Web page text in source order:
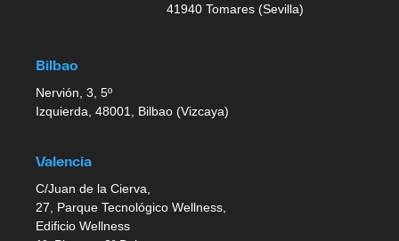
41940 Tomares (Sevilla)
Bilbao
Nervión, 3, 5º
Izquierda, 48001, Bilbao (Vizcaya)
Valencia
C/Juan de la Cierva,
27, Parque Tecnológico Wellness,
Edificio Wellness